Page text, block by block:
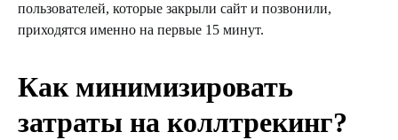
пользователей, которые закрыли сайт и позвонили,
приходятся именно на первые 15 минут.
Как минимизировать
затраты на коллтрекинг?